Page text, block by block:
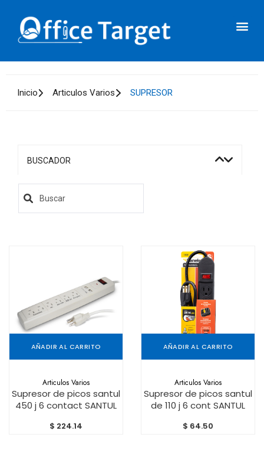
Inicio Articulos Varios SUPRESOR
BUSCADOR
AÑADIR AL CARRITO
Articulos Varios
Supresor de picos santul
450 j 6 contact SANTUL
$ 224.14
AÑADIR AL CARRITO
Articulos Varios
Supresor de picos santul
de 110 j 6 cont SANTUL
$ 64.50